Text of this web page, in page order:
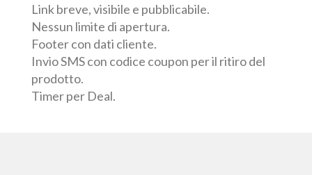
Link breve, visibile e pubblicabile.
Nessun limite di apertura.
Footer con dati cliente.
Invio SMS con codice coupon per il ritiro del
prodotto.
Timer per Deal.